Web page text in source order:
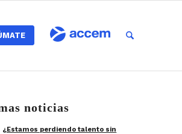
noticias
¿Estamos perdiendo talento sin